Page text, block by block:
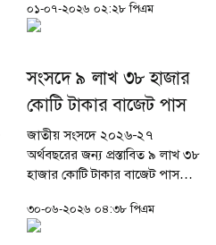
সংসদের বিরোধীদলীয় নেতা ও
জামায়াতের আমির শফিকুর রহমান।
০১-০৭-২০২৬ ০২:২৮ পিএম
সংসদে ৯ লাখ ৩৮ হাজার
কোটি টাকার বাজেট পাস
জাতীয় সংসদে ২০২৬-২৭
অর্থবছরের জন্য প্রস্তাবিত ৯ লাখ ৩৮
হাজার কোটি টাকার বাজেট পাস
জুলাই) থেকে কার্যকর হবে। নতুন
বাজেটে কর, ভ্যাট ও বিনিয়োগসহ
৩০-০৬-২০২৬ ০৪:৩৮ পিএম